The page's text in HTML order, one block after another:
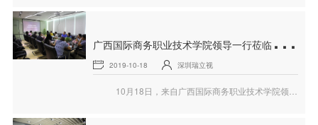
广
西国际商务职业技术学院领导一行莅临​瑞立视参观调研
2019-10-18 深圳瑞立视